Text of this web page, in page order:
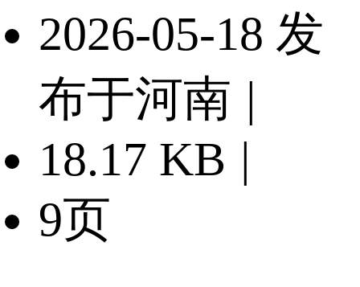
2026-05-18 发
布于河南 |
18.17 KB |
9页